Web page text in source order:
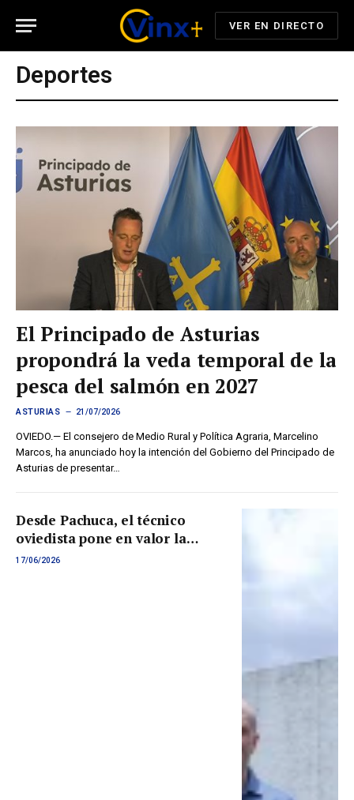
VER EN DIRECTO
Deportes
El Principado de Asturias
propondrá la veda temporal de la
pesca del salmón en 2027
ASTURIAS 21/07/2026
OVIEDO.— El consejero de Medio Rural y Política Agraria, Marcelino
Marcos, ha anunciado hoy la intención del Gobierno del Principado de
Asturias de presentar…
Desde Pachuca, el técnico
oviedista pone en valor la
planificación, la exigencia y el
17/06/2026